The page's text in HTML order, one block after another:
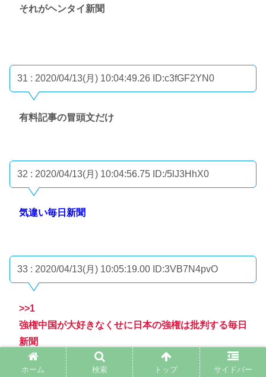
それがヘンタイ新聞
31 : 2020/04/13(月) 10:04:49.26 ID:c3fGF2YN0
有料記事の冒頭文だけ
32 : 2020/04/13(月) 10:04:56.75 ID:/5lJ3HhX0
気違い毎日新聞
33 : 2020/04/13(月) 10:05:19.00 ID:3VB7N4pvO
>>1
強権中国が大好きなくせに日本の強権は批判する毎日
新聞
ホーム 検索 トップ サイドバー